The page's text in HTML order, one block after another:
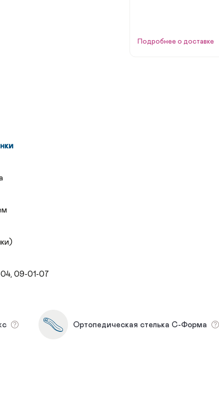
Подробнее о доставке
09-01-07
Ортопедическая стелька С-Форма